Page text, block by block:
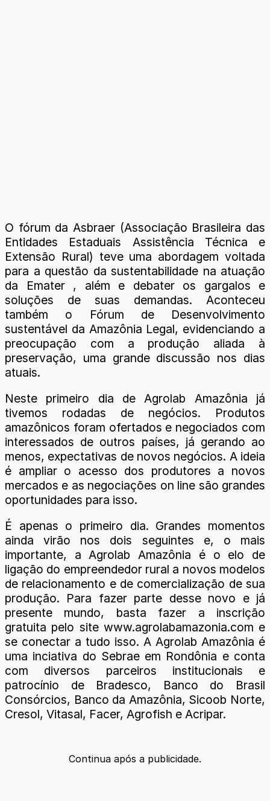
O fórum da Asbraer (Associação Brasileira das
Entidades Estaduais Assistência Técnica e
Extensão Rural) teve uma abordagem voltada
para a questão da sustentabilidade na atuação
da Emater , além e debater os gargalos e
soluções de suas demandas. Aconteceu
também o Fórum de Desenvolvimento
sustentável da Amazônia Legal, evidenciando a
preocupação com a produção aliada à
preservação, uma grande discussão nos dias
atuais.
Neste primeiro dia de Agrolab Amazônia já
tivemos rodadas de negócios. Produtos
amazônicos foram ofertados e negociados com
interessados de outros países, já gerando ao
menos, expectativas de novos negócios. A ideia
é ampliar o acesso dos produtores a novos
mercados e as negociações on line são grandes
oportunidades para isso.
É apenas o primeiro dia. Grandes momentos
ainda virão nos dois seguintes e, o mais
importante, a Agrolab Amazônia é o elo de
ligação do empreendedor rural a novos modelos
de relacionamento e de comercialização de sua
produção. Para fazer parte desse novo e já
presente mundo, basta fazer a inscrição
gratuita pelo site www.agrolabamazonia.com e
se conectar a tudo isso. A Agrolab Amazônia é
uma inciativa do Sebrae em Rondônia e conta
com diversos parceiros institucionais e
patrocínio de Bradesco, Banco do Brasil
Consórcios, Banco da Amazônia, Sicoob Norte,
Cresol, Vitasal, Facer, Agrofish e Acripar.
Continua após a publicidade.